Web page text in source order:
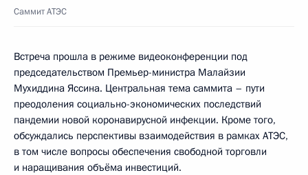
Саммит АТЭС
Встреча прошла в режиме видеоконференции под
председательством Премьер-министра Малайзии
Мухиддина Яссина. Центральная тема саммита – пути
преодоления социально-экономических последствий
пандемии новой коронавирусной инфекции. Кроме того,
обсуждались перспективы взаимодействия в рамках АТЭС,
в том числе вопросы обеспечения свободной торговли
и наращивания объёма инвестиций.